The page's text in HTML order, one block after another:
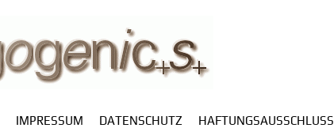
IMPRESSUM DATENSCHUTZ HAFTUNGSAUSSCHLUSS